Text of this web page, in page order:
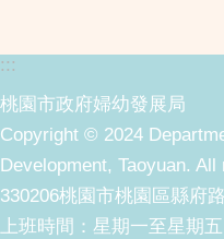
:::
桃園市政府婦幼發展局
Copyright © 2024
Development, Taoyuan.
330206桃園市桃園區縣府
上班時間：星期一至星期